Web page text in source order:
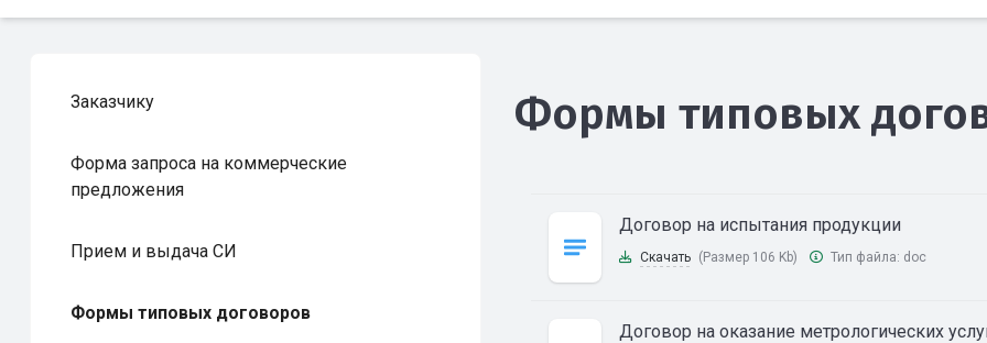
Заказчику
Форма запроса на коммерческие
предложения
Прием и выдача СИ
Формы типовых договоров
Формы типовых
Договор на испытания продукции
Скачать (Размер 106 Kb) Тип файла: doc
Договор на оказание метрологических